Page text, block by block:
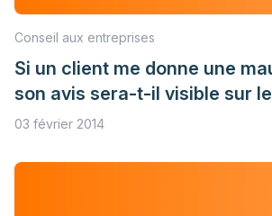
Conseil aux entreprises
Si un client me donne une
son avis sera-t-il visible sur
03 février 2014